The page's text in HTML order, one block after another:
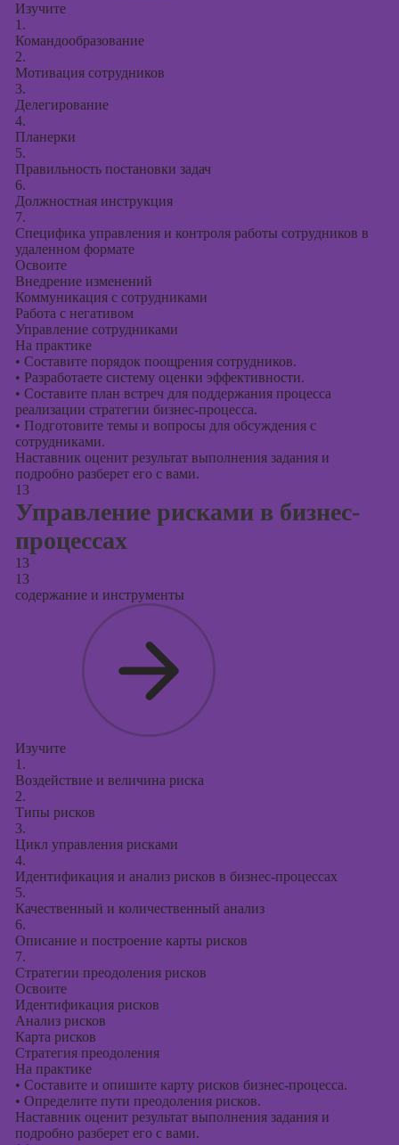
Изучите
1.
Командообразование
2.
Мотивация сотрудников
3.
Делегирование
4.
Планерки
5.
Правильность постановки задач
6.
Должностная инструкция
7.
Специфика управления и контроля работы сотрудников в
удаленном формате
Освоите
Внедрение изменений
Коммуникация с сотрудниками
Работа с негативом
Управление сотрудниками
На практике
• Составите порядок поощрения сотрудников.
• Разработаете систему оценки эффективности.
• Составите план встреч для поддержания процесса
реализации стратегии бизнес-процесса.
• Подготовите темы и вопросы для обсуждения с
сотрудниками.
Наставник оценит результат выполнения задания и
подробно разберет его с вами.
13
Управление рисками в бизнес-
процессах
13
13
содержание и инструменты
Изучите
1.
Воздействие и величина риска
2.
Типы рисков
3.
Цикл управления рисками
4.
Идентификация и анализ рисков в бизнес-процессах
5.
Качественный и количественный анализ
6.
Описание и построение карты рисков
7.
Стратегии преодоления рисков
Освоите
Идентификация рисков
Анализ рисков
Карта рисков
Стратегия преодоления
На практике
• Составите и опишите карту рисков бизнес-процесса.
• Определите пути преодоления рисков.
Наставник оценит результат выполнения задания и
подробно разберет его с вами.